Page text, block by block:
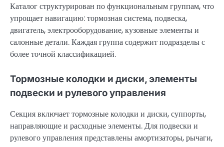
Каталог структурирован по функциональным группам, что
упрощает навигацию: тормозная система, подвеска,
двигатель, электрооборудование, кузовные элементы и
салонные детали. Каждая группа содержит подразделы с
более точной классификацией.
Тормозные колодки и диски, элементы
подвески и рулевого управления
Секция включает тормозные колодки и диски, суппорты,
направляющие и расходные элементы. Для подвески и
рулевого управления представлены амортизаторы, рычаги,